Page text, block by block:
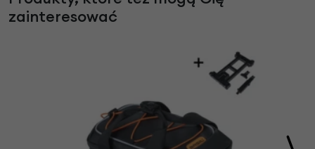
zainteresować